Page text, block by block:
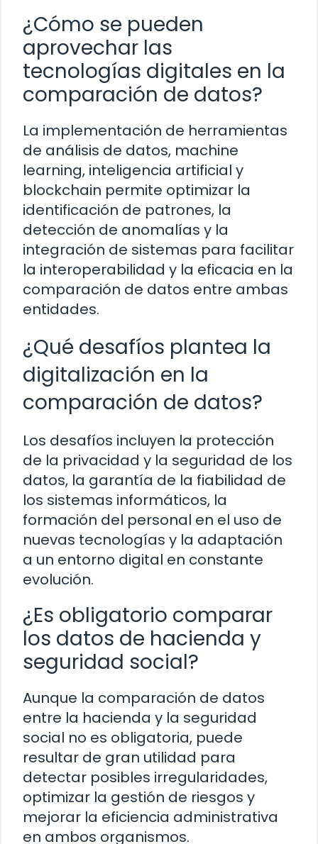
¿Cómo se pueden
aprovechar las
tecnologías digitales en la
comparación de datos?
La implementación de herramientas
de análisis de datos, machine
learning, inteligencia artificial y
blockchain permite optimizar la
identificación de patrones, la
detección de anomalías y la
integración de sistemas para facilitar
la interoperabilidad y la eficacia en la
comparación de datos entre ambas
entidades.
¿Qué desafíos plantea la
digitalización en la
comparación de datos?
Los desafíos incluyen la protección
de la privacidad y la seguridad de los
datos, la garantía de la fiabilidad de
los sistemas informáticos, la
formación del personal en el uso de
nuevas tecnologías y la adaptación
a un entorno digital en constante
evolución.
¿Es obligatorio comparar
los datos de hacienda y
seguridad social?
Aunque la comparación de datos
entre la hacienda y la seguridad
social no es obligatoria, puede
resultar de gran utilidad para
detectar posibles irregularidades,
optimizar la gestión de riesgos y
mejorar la eficiencia administrativa
en ambos organismos.